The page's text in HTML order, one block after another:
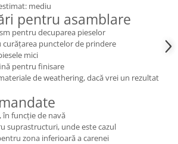
mediu
pentru asamblare
pentru decuparea pieselor
punctelor de prindere
mici
pentru finisare
de weathering, dacă vrei un rezultat
în funcție de navă
suprastructuri, unde este cazul
zona inferioară a carenei